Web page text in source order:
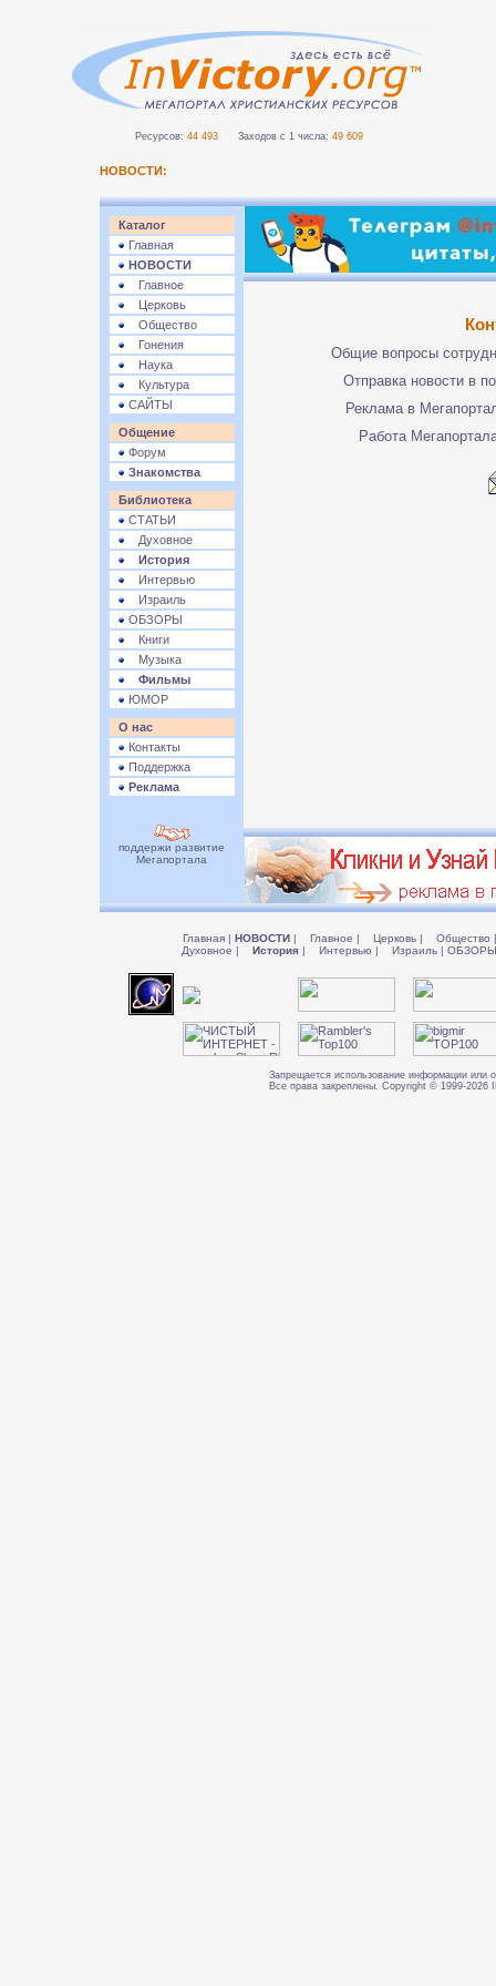
Ресурсов: 44 493 Заходов с 1 числа: 49 609
НОВОСТИ:
Каталог
Главная
НОВОСТИ
Главное
Церковь
Общество
Гонения
Наука
Культура
САЙТЫ
Общение
Форум
Знакомства
Библиотека
СТАТЬИ
Духовное
История
Интервью
Израиль
ОБЗОРЫ
Книги
Музыка
Фильмы
ЮМОР
О нас
Контакты
Поддержка
Реклама
Общие вопросы
Отправка новости в
Реклама в
Работа
поддержи развитие
Мегапортала
Главная | НОВОСТИ | Главное | Церковь | Общество |
Духовное | История | Интервью | Израиль |
Запрещается использование информации или
Все права закреплены. Copyright © 1999-